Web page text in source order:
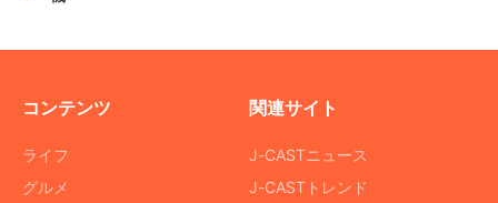
コンテンツ
ライフ
グルメ
関連サイト
J-CASTニュース
J-CASTトレンド